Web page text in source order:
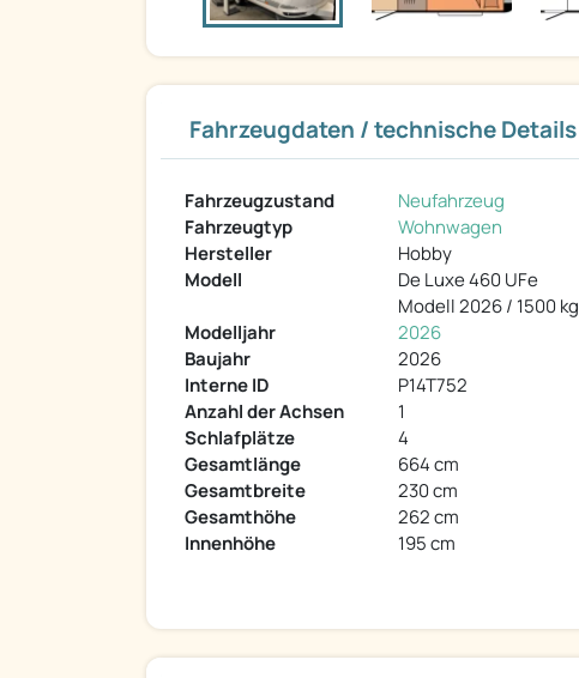
Fahrzeugdaten / technische Details
Fahrzeugzustand
Neufahrzeug
Fahrzeugtyp
Wohnwagen
Hersteller
Hobby
Modell
De Luxe 460 UFe
Modell 2026 / 1500 kg
Modelljahr
2026
Baujahr
2026
Interne ID
P14T752
Anzahl der Achsen
1
Schlafplätze
4
Gesamtlänge
664 cm
Gesamtbreite
230 cm
Gesamthöhe
262 cm
Innenhöhe
195 cm